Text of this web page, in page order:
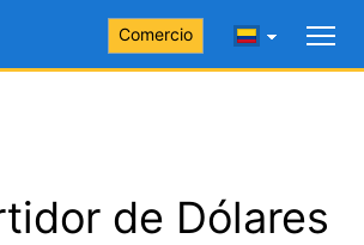
Comercio
de Dólares